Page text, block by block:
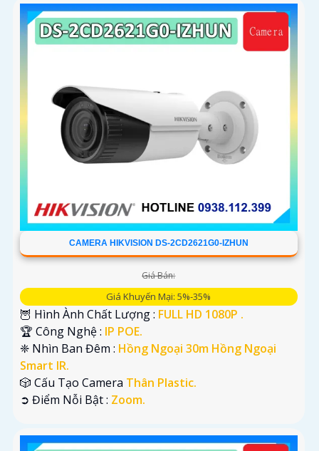
CAMERA HIKVISION DS-2CD2621G0-IZHUN
Giá Bán:
Giá Khuyến Mại: 5%-35%
🦉 Hình Ành Chất Lượng : FULL HD 1080P .
🏆 Công Nghệ : IP POE.
❈ Nhìn Ban Đêm : Hồng Ngoại 30m Hồng Ngoại
Smart IR.
🎲 Cấu Tạo Camera Thân Plastic.
️➲ Điểm Nỗi Bật : Zoom.